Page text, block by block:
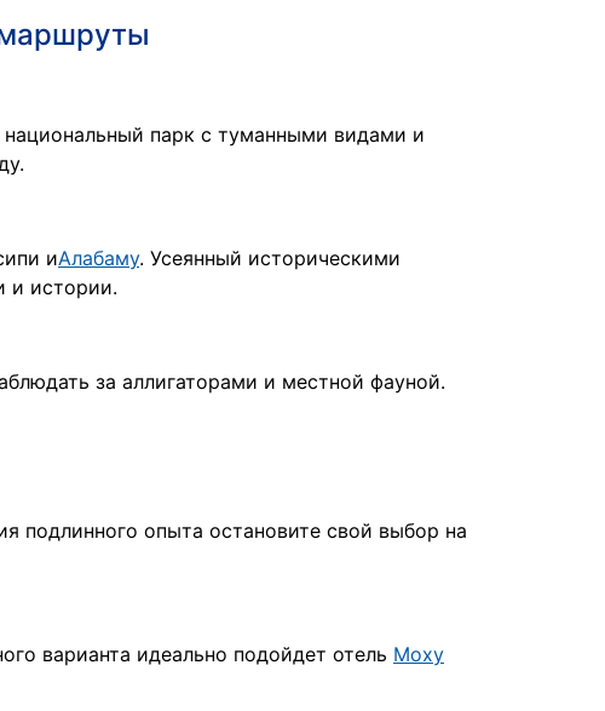
парк с туманными видами и
иАлабаму. Усеянный историческими
и истории.
за аллигаторами и местной фауной.
подлинного опыта остановите свой выбор на
варианта идеально подойдет отель Moxy